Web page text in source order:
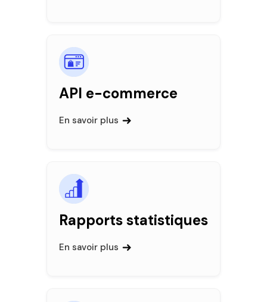
API e-commerce
En savoir plus
Rapports statistiques
En savoir plus